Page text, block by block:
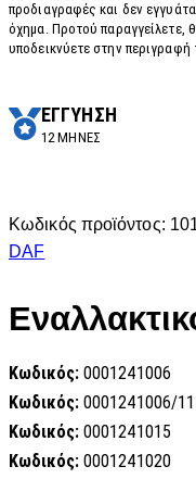
προδιαγραφές και δεν
όχημα. Προτού παραγγείλετε,
υποδεικνύετε στην περιγραφή
ΕΓΓΥΗΣΗ
12 ΜΗΝΕΣ
Κωδικός προϊόντος:
DAF
Κωδικός: 0001241006
Κωδικός: 0001241006/
Κωδικός: 0001241015
Κωδικός: 0001241020